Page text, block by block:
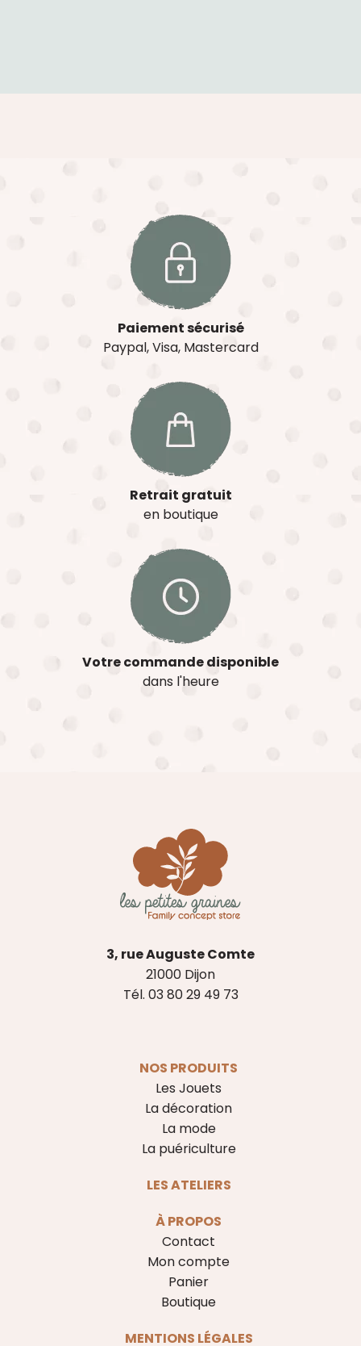
Paiement sécurisé
Paypal, Visa, Mastercard
Retrait gratuit
en boutique
Votre commande disponible
dans l'heure
3, rue Auguste Comte
21000 Dijon
Tél. 03 80 29 49 73
NOS PRODUITS
Les Jouets
La décoration
La mode
La puériculture
LES ATELIERS
À PROPOS
Contact
Mon compte
Panier
Boutique
MENTIONS LÉGALES